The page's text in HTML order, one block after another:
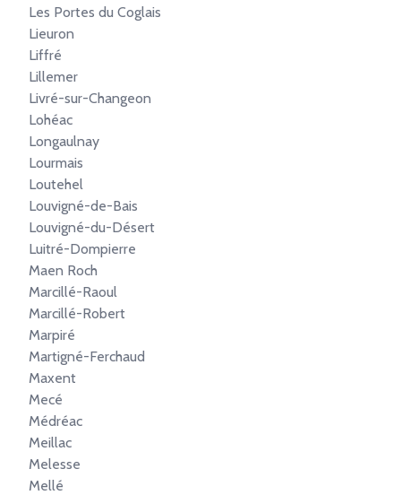
Les Portes du Coglais
Lieuron
Liffré
Lillemer
Livré-sur-Changeon
Lohéac
Longaulnay
Lourmais
Loutehel
Louvigné-de-Bais
Louvigné-du-Désert
Luitré-Dompierre
Maen Roch
Marcillé-Raoul
Marcillé-Robert
Marpiré
Martigné-Ferchaud
Maxent
Mecé
Médréac
Meillac
Melesse
Mellé